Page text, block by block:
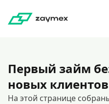
Первый займ
новых клиентов
На этой странице